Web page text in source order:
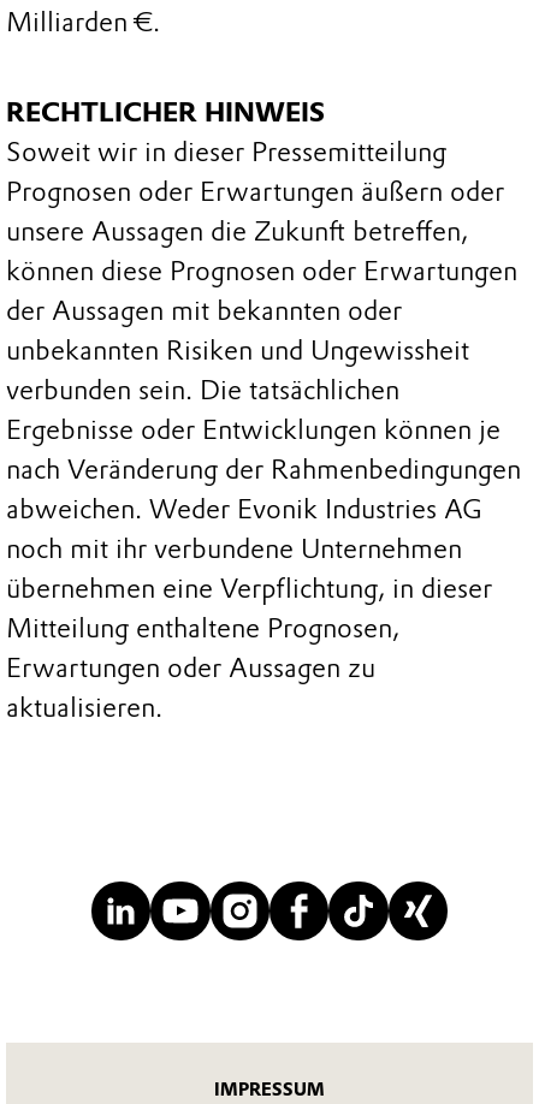
Milliarden €.
RECHTLICHER HINWEIS
Soweit wir in dieser Pressemitteilung
Prognosen oder Erwartungen äußern oder
unsere Aussagen die Zukunft betreffen,
können diese Prognosen oder Erwartungen
der Aussagen mit bekannten oder
unbekannten Risiken und Ungewissheit
verbunden sein. Die tatsächlichen
Ergebnisse oder Entwicklungen können je
nach Veränderung der Rahmenbedingungen
abweichen. Weder Evonik Industries AG
noch mit ihr verbundene Unternehmen
übernehmen eine Verpflichtung, in dieser
Mitteilung enthaltene Prognosen,
Erwartungen oder Aussagen zu
aktualisieren.
IMPRESSUM